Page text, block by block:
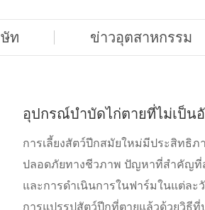
ท ข่าวอุตสาหกรรม
อุปกรณ์บำบัดไก่ตายที่ไม่เป็น
การเลี้ยงสัตว์ปีกสมัยใหม่มีประสิทธิ
ปลอดภัยทางชีวภาพ ปัญหาที่สำคัญที่
และการดำเนินการในฟาร์มในแต่ล
การแปรรูปสัตว์ปีกที่ตายแล้วด้วยวิธี